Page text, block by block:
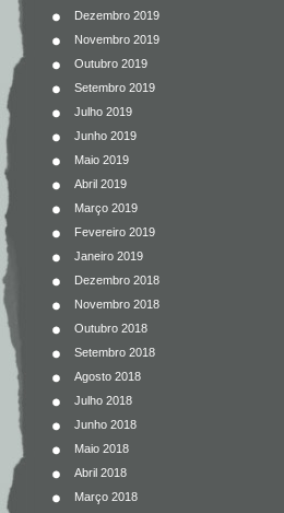
Dezembro 2019
Novembro 2019
Outubro 2019
Setembro 2019
Julho 2019
Junho 2019
Maio 2019
Abril 2019
Março 2019
Fevereiro 2019
Janeiro 2019
Dezembro 2018
Novembro 2018
Outubro 2018
Setembro 2018
Agosto 2018
Julho 2018
Junho 2018
Maio 2018
Abril 2018
Março 2018